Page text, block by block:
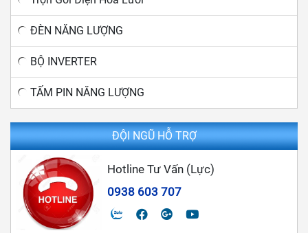
ĐÈN NĂNG LƯỢNG
BỘ INVERTER
TẤM PIN NĂNG LƯỢNG
ĐỘI NGŨ HỖ TRỢ
Hotline Tư Vấn (Lực)
0938 603 707